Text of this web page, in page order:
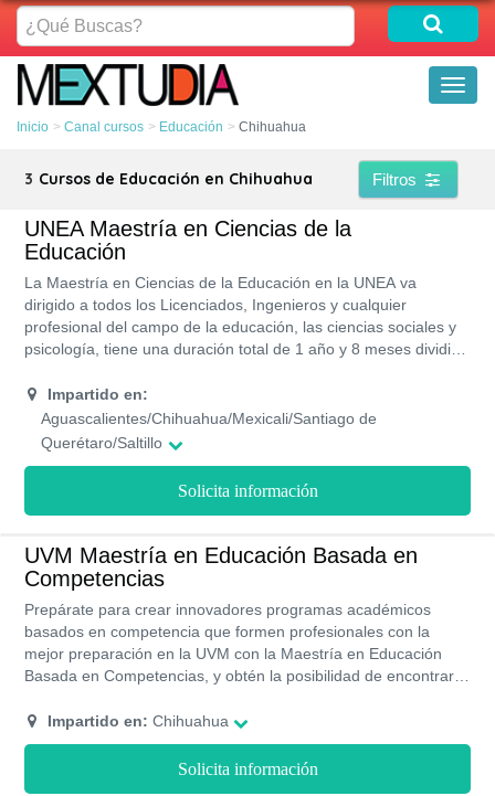
¿Qué
Buscas?
Inicio Canal cursos Educación Chihuahua
3 Cursos de Educación en Chihuahua Filtros
UNEA Maestría en Ciencias de la
Educación
La Maestría en Ciencias de la Educación en la UNEA va
dirigido a todos los Licenciados, Ingenieros y cualquier
profesional del campo de la educación, las ciencias sociales y
psicología, tiene una duración total de 1 año y 8 meses dividido
de Mexicali de la UNEA en su modalidad semipresencial.
Impartido en:
Aguascalientes/Chihuahua/Mexicali/Santiago de
Querétaro/Saltillo
Solicita información
UVM Maestría en Educación Basada en
Competencias
Prepárate para crear innovadores programas académicos
basados en competencia que formen profesionales con la
mejor preparación en la UVM con la Maestría en Educación
Basada en Competencias, y obtén la posibilidad de encontrar
de las preferidas por los empleadores, consigue becas
académicas deportivas y culturales, así como la oportunidad
estudiar en la modalidad que más se ajuste a tus necesidades,
no olvides que la UVM también tiene un programa de
Impartido en: Chihuahua
Solicita información